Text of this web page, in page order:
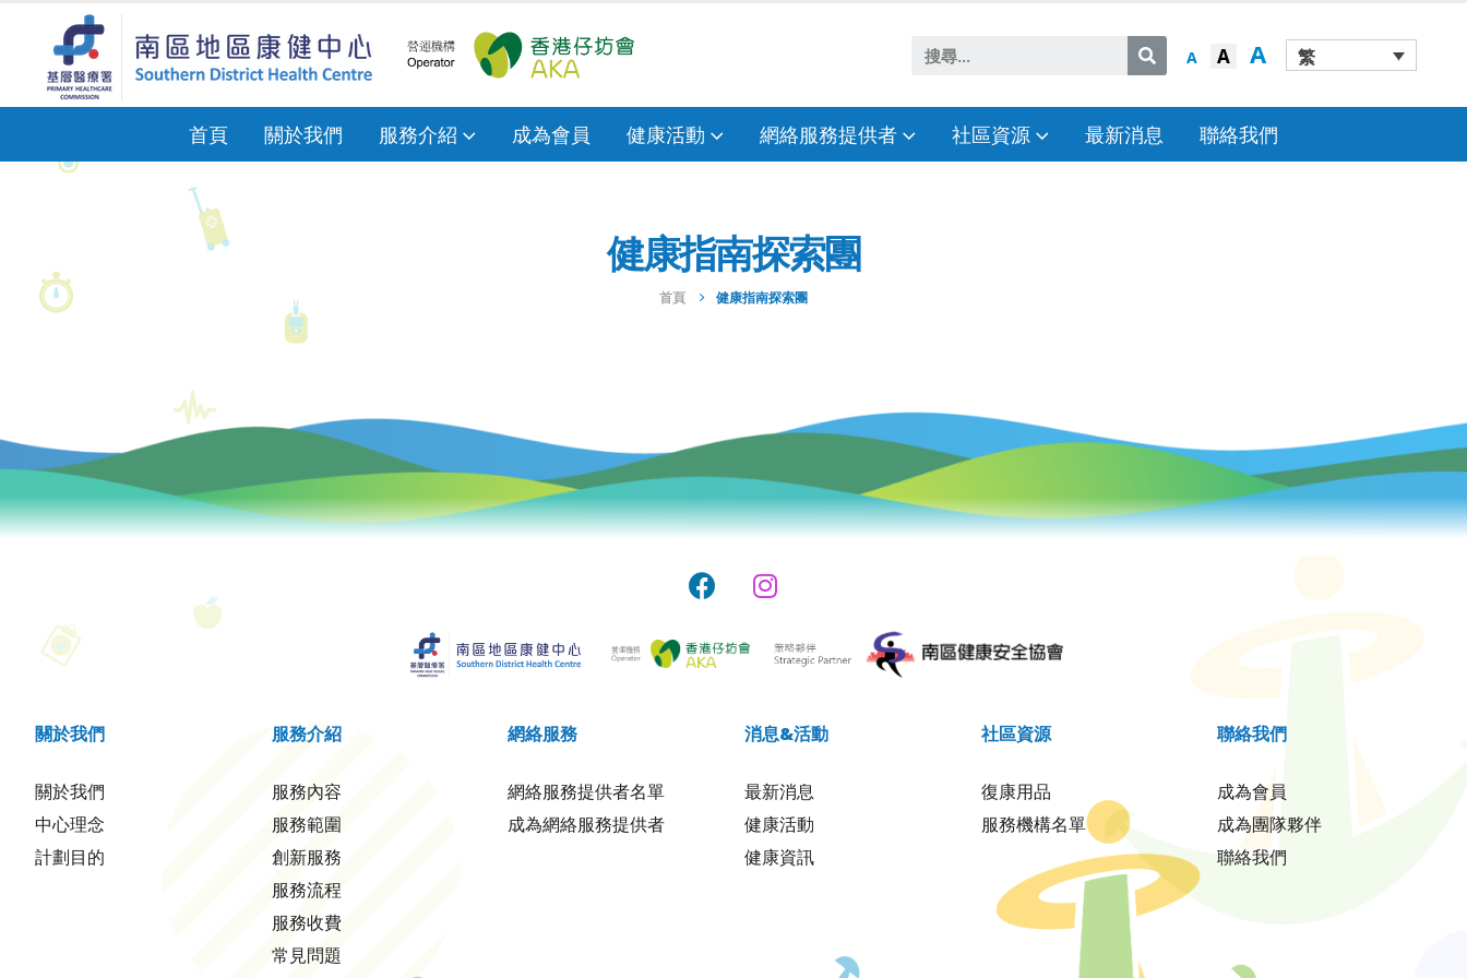
A A A 繁
首頁 關於我們 服務介紹 成為會員 健康活動 網絡服務提供者 社區資源 最新消息 聯絡我們
健康指南探索團
首頁 健康指南探索團
關於我們
關於我們
中心理念
計劃目的
服務介紹
服務內容
服務範圍
創新服務
服務流程
服務收費
常見問題
網絡服務
網絡服務提供者名單
成為網絡服務提供者
消息&活動
最新消息
健康活動
健康資訊
社區資源
復康用品
服務機構名單
聯絡我們
成為會員
成為團隊夥伴
聯絡我們